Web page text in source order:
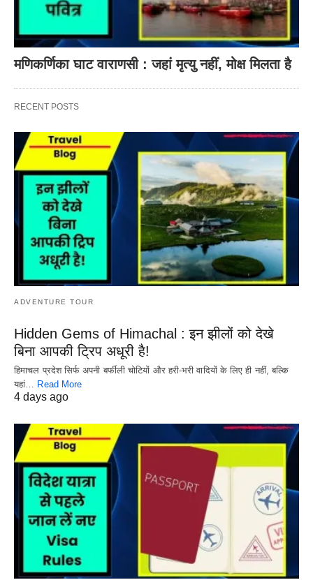
मणिकर्णिका घाट वाराणसी : जहां मृत्यु नहीं, मोक्ष मिलता है
RECENT POSTS
ADVENTURE TOUR
Hidden Gems of Himachal : इन झीलों को देखे
बिना आपकी ट्रिप अधूरी है!
हिमाचल प्रदेश सिर्फ अपनी बर्फीली चोटियों और हरी-भरी वादियों के लिए ही नहीं, बल्कि
यहां… Read More
4 days ago